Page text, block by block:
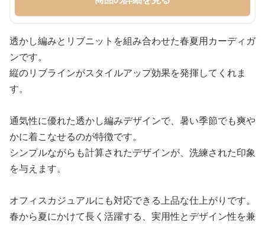
透かし編みとリブニットを組み合わせた春夏用カーディガ
ンです。
縦のリブラインがスタイルアップ効果を発揮してくれま
す。
通気性に優れた透かし編みデザインで、暑い季節でも爽や
かに着こなせるのが特徴です。
シンプルながらも計算されたデザインが、洗練された印象
を与えます。
オフィスカジュアルにも対応できる上品な仕上がりです。
春から夏にかけて長く活躍する、実用性とデザイン性を兼